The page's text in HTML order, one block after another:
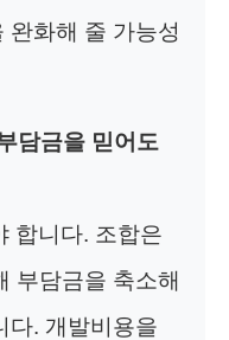
완화해 줄 가능성
담금을 믿어도
합니다. 조합은
부담금을 축소해
다. 개발비용을